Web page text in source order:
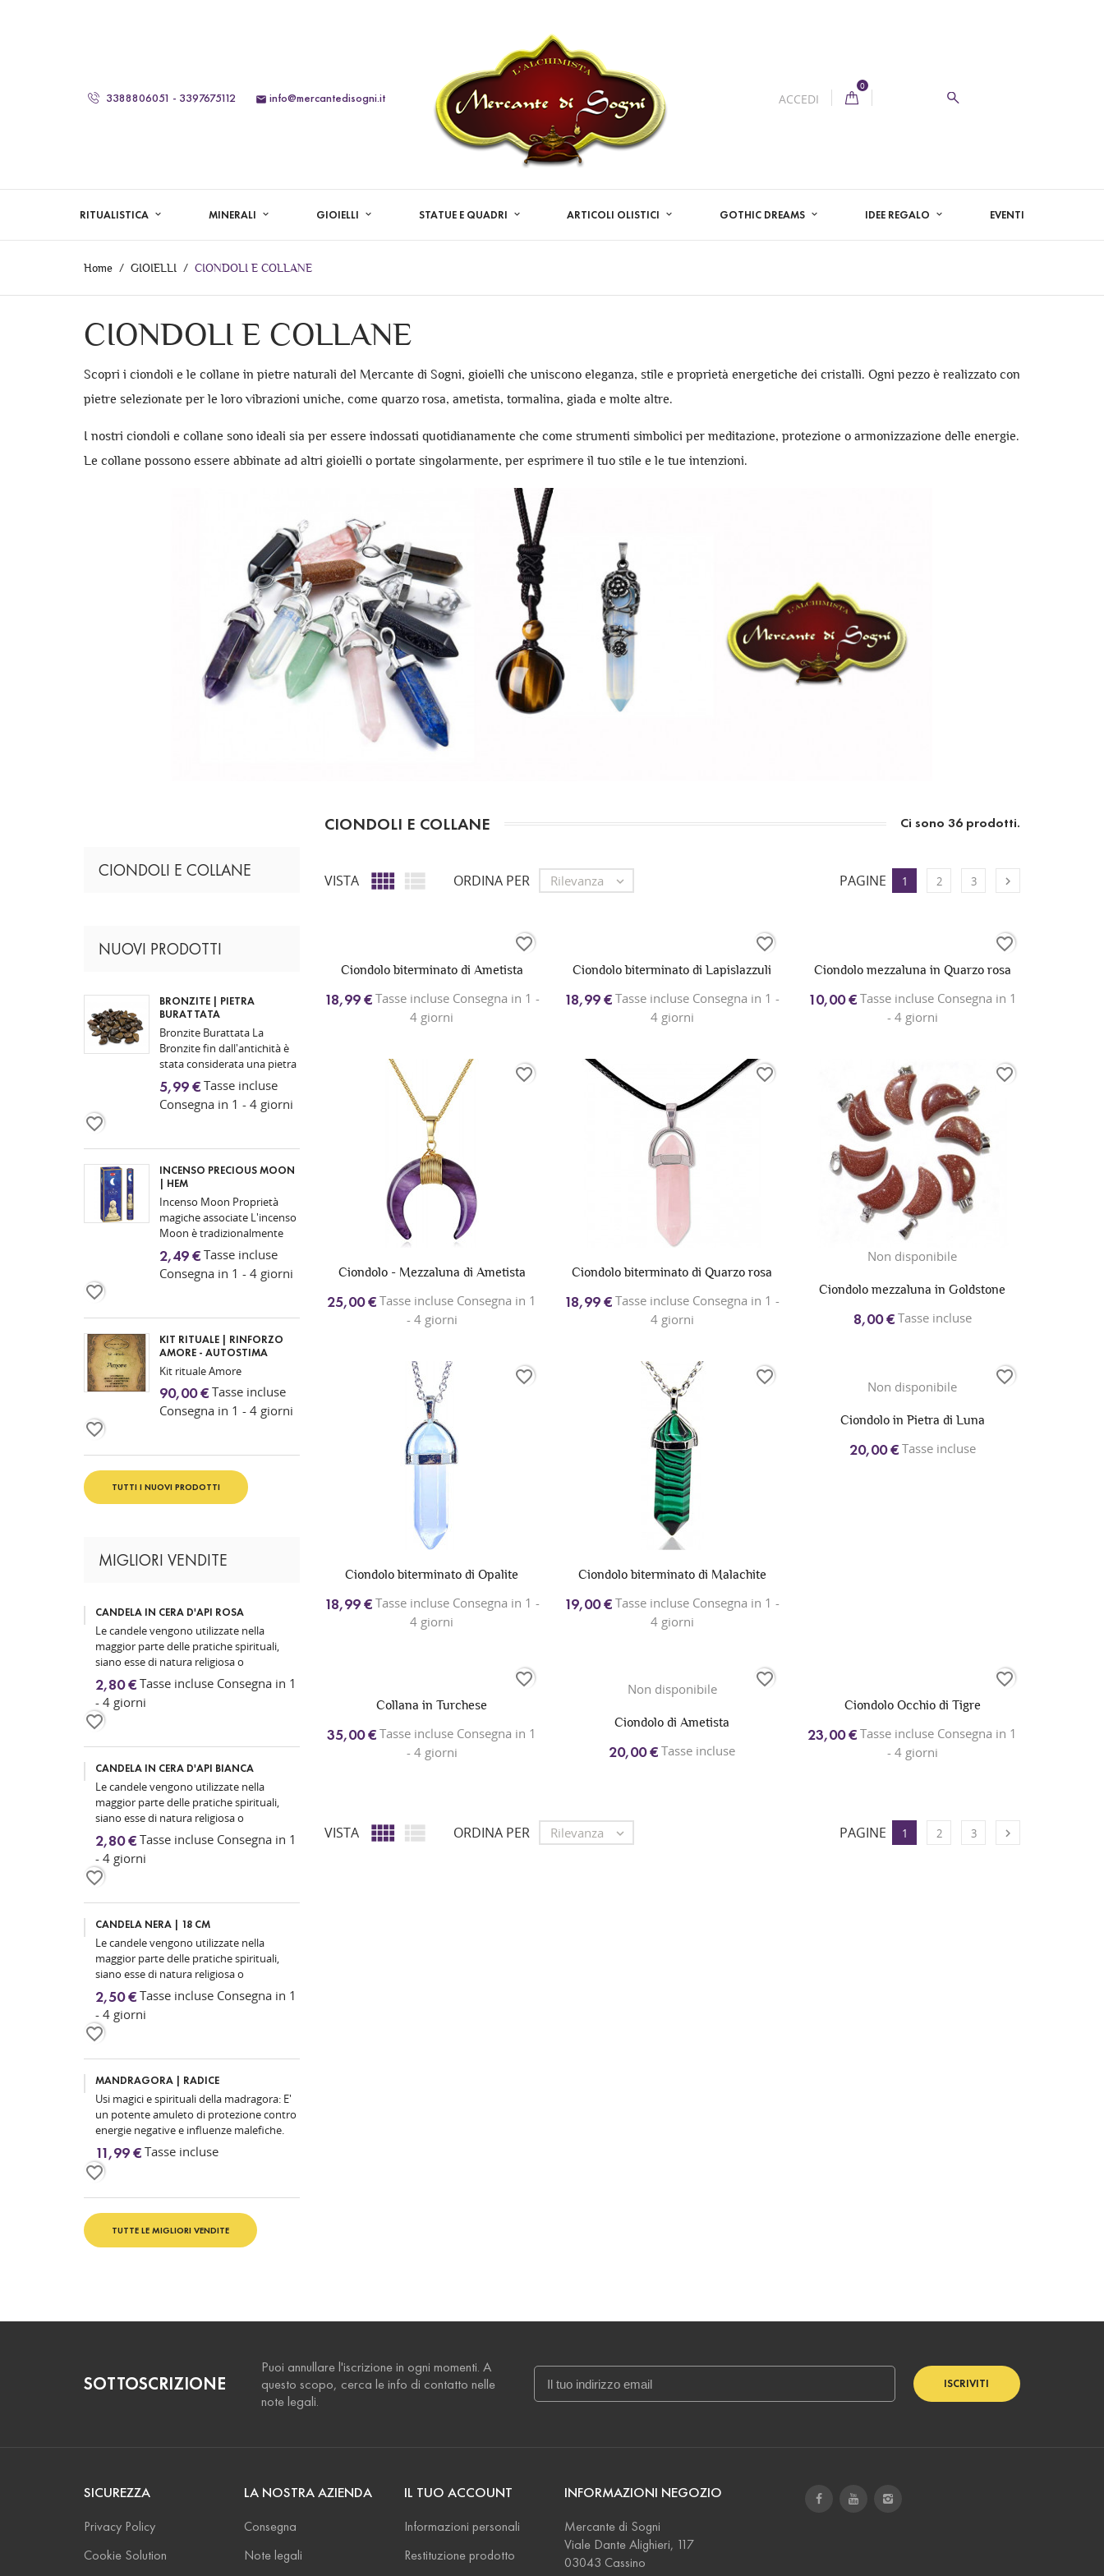
3388806051 - 3397675112  info@mercantedisogni.it ACCEDI
0
RITUALISTICA MINERALI GIOIELLI STATUE E QUADRI ARTICOLI OLISTICI GOTHIC DREAMS IDEE REGALO EVENTI
Home GIOIELLI CIONDOLI E COLLANE
CIONDOLI E COLLANE
Scopri i ciondoli e le collane in pietre naturali del Mercante di Sogni, gioielli che uniscono eleganza, stile e proprietà energetiche dei cristalli. Ogni pezzo è realizzato con
pietre selezionate per le loro vibrazioni uniche, come quarzo rosa, ametista, tormalina, giada e molte altre.
I nostri ciondoli e collane sono ideali sia per essere indossati quotidianamente che come strumenti simbolici per meditazione, protezione o armonizzazione delle energie.
Le collane possono essere abbinate ad altri gioielli o portate singolarmente, per esprimere il tuo stile e le tue intenzioni.
CIONDOLI E COLLANE
NUOVI PRODOTTI
BRONZITE | PIETRA
BURATTATA
Bronzite Burattata La
Bronzite fin dall'antichità è
stata considerata una pietra
legata alla forza interiore,
all'autocontrollo e alla
protezione...
5,99 € Tasse incluse
Consegna in 1 - 4 giorni
favorite_border
INCENSO PRECIOUS MOON
| HEM
Incenso Moon Proprietà
magiche associate L'incenso
Moon è tradizionalmente
utilizzato nelle pratiche
esoteriche e spirituali come
simbolo di...
2,49 € Tasse incluse
Consegna in 1 - 4 giorni
favorite_border
KIT RITUALE | RINFORZO
AMORE - AUTOSTIMA
Kit rituale Amore
90,00 € Tasse incluse
Consegna in 1 - 4 giorni
favorite_border
TUTTI I NUOVI PRODOTTI
MIGLIORI VENDITE
CANDELA IN CERA D'API ROSA
Le candele vengono utilizzate nella
maggior parte delle pratiche spirituali,
siano esse di natura religiosa o
magica, poiché rappresentano la luce...
2,80 € Tasse incluse Consegna in 1
- 4 giorni
favorite_border
CANDELA IN CERA D'API BIANCA
Le candele vengono utilizzate nella
maggior parte delle pratiche spirituali,
siano esse di natura religiosa o
magica, poiché rappresentano la luce...
2,80 € Tasse incluse Consegna in 1
- 4 giorni
favorite_border
CANDELA NERA | 18 CM
Le candele vengono utilizzate nella
maggior parte delle pratiche spirituali,
siano esse di natura religiosa o
magica, poiché rappresentano la luce...
2,50 € Tasse incluse Consegna in 1
- 4 giorni
favorite_border
MANDRAGORA | RADICE
Usi magici e spirituali della madragora: E'
un potente amuleto di protezione contro
energie negative e influenze malefiche.
Nella magia...
11,99 € Tasse incluse
favorite_border
TUTTE LE MIGLIORI VENDITE
CIONDOLI E COLLANE Ci sono 36 prodotti.
VISTA   ORDINA PER Rilevanza  PAGINE 1 2 3 
Ciondolo biterminato di Ametista
18,99 €Tasse incluse Consegna in 1 -
4 giorni
favorite_border
Ciondolo biterminato di Lapislazzuli
18,99 € Tasse incluse Consegna in 1 -
4 giorni
favorite_border
Ciondolo mezzaluna in Quarzo rosa
10,00 €Tasse incluse Consegna in 1
- 4 giorni
favorite_border
Ciondolo - Mezzaluna di Ametista
25,00 € Tasse incluse Consegna in 1
- 4 giorni
favorite_border
Ciondolo biterminato di Quarzo rosa
18,99 € Tasse incluse Consegna in 1 -
4 giorni
favorite_border
Non disponibile
Ciondolo mezzaluna in Goldstone
8,00 €Tasse incluse
favorite_border
Ciondolo biterminato di Opalite
18,99 €Tasse incluse Consegna in 1 -
4 giorni
favorite_border
Ciondolo biterminato di Malachite
19,00 € Tasse incluse Consegna in 1 -
4 giorni
favorite_border Non disponibile
Ciondolo in Pietra di Luna
20,00 €Tasse incluse
favorite_border
Collana in Turchese
35,00 € Tasse incluse Consegna in 1
- 4 giorni
favorite_border Non disponibile
Ciondolo di Ametista
20,00 € Tasse incluse
favorite_border
Ciondolo Occhio di Tigre
23,00 € Tasse incluse Consegna in 1
- 4 giorni
favorite_border
VISTA   ORDINA PER Rilevanza  PAGINE 1 2 3 
SOTTOSCRIZIONE
Puoi annullare l'iscrizione in ogni momenti. A
questo scopo, cerca le info di contatto nelle
note legali.
ISCRIVITI
SICUREZZA
Privacy Policy
Cookie Solution
LA NOSTRA AZIENDA
Consegna
Note legali
IL TUO ACCOUNT
Informazioni personali
Restituzione prodotto
INFORMAZIONI NEGOZIO
Mercante di Sogni
Viale Dante Alighieri, 117
03043 Cassino